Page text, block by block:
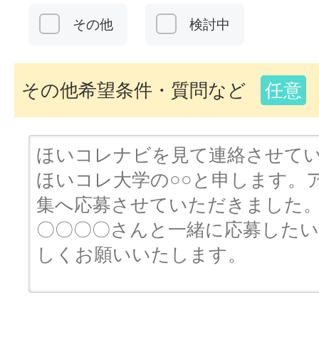
その他 検討中
その他希望条件・質問など 任意